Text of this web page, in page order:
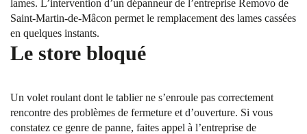
lames. L’intervention d’un dépanneur de l’entreprise Removo de
Saint-Martin-de-Mâcon permet le remplacement des lames cassées
en quelques instants.
Le store bloqué
Un volet roulant dont le tablier ne s’enroule pas correctement
rencontre des problèmes de fermeture et d’ouverture. Si vous
constatez ce genre de panne, faites appel à l’entreprise de